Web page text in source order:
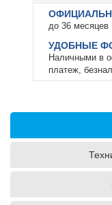
до 36 месяцев
УДОБНЫЕ
Наличными в
платеж,